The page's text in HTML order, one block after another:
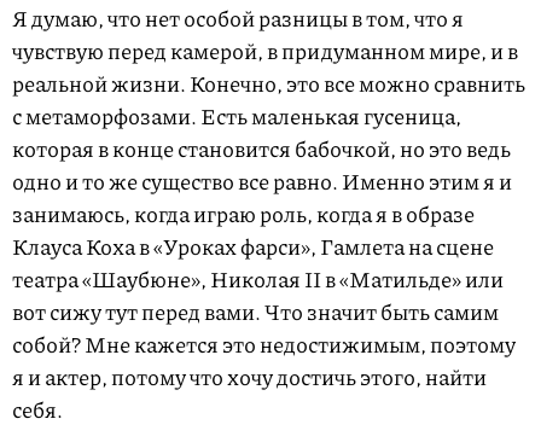
Я думаю, что нет особой разницы в том, что я
чувствую перед камерой, в придуманном мире, и в
реальной жизни. Конечно, это все можно сравнить
с метаморфозами. Есть маленькая гусеница,
которая в конце становится бабочкой, но это ведь
одно и то же существо все равно. Именно этим я и
занимаюсь, когда играю роль, когда я в образе
Клауса Коха в «Уроках фарси», Гамлета на сцене
театра «Шаубюне», Николая II в «Матильде» или
вот сижу тут перед вами. Что значит быть самим
собой? Мне кажется это недостижимым, поэтому
я и актер, потому что хочу достичь этого, найти
себя.